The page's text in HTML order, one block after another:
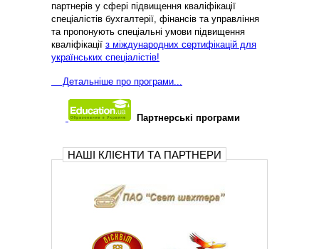
партнерів у сфері підвищення кваліфікації
спеціалістів бухгалтерії, фінансів та управління
та пропонують спеціальні умови підвищення
кваліфікації з міждународних сертифікацій для
українських спеціалістів!
Детальніше про програми...
Партнерські програми
НАШІ КЛІЄНТИ ТА ПАРТНЕРИ